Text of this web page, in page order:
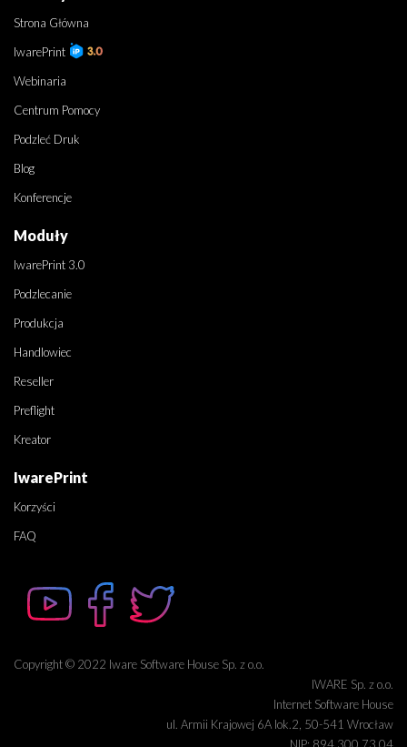
Strona Główna
IwarePrint
Webinaria
Centrum Pomocy
Podzleć Druk
Blog
Konferencje
Moduły
IwarePrint 3.0
Podzlecanie
Produkcja
Handlowiec
Reseller
Preflight
Kreator
IwarePrint
Korzyści
FAQ
Copyright © 2022 Iware Software House Sp. z o.o.
IWARE Sp. z o.o.
Internet Software House
ul. Armii Krajowej 6A lok.2, 50-541 Wrocław
NIP: 894 300 73 04